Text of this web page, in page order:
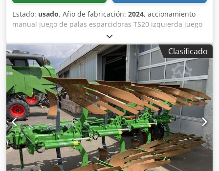
Estado: usado, Año de fabricación: 2024, accionamiento
manual juego de palas esparcidoras TS20 izquierda juego
de palas esparcidoras TS20 / derecha accionamiento
hidráulico izquierdo con AutoTS y FlowControl ProfiSPro
accionamiento hidráulico derecho con AutoTS y
FlowControl ProfiSPro disco principal izquierdo con AutoTS
/ disco principal derecho Dedpfx Ajtrdzwocmowa
Clasificado